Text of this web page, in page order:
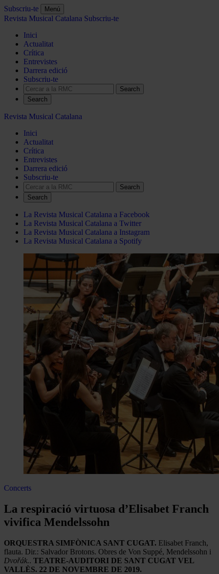
Subscriu-te Menú
Revista Musical Catalana Subscriu-te
Inici
Actualitat
Crítica
Entrevistes
Darrera edició
Subscriu-te
Search
Revista Musical Catalana
Inici
Actualitat
Crítica
Entrevistes
Darrera edició
Subscriu-te
Search
La Revista Musical Catalana a Facebook
La Revista Musical Catalana a Twitter
La Revista Musical Catalana a Instagram
La Revista Musical Catalana a Spotify
Concerts
La respiració virtuosa d’Elisabet Franch
vivifica Mendelssohn
ORQUESTRA SIMFÒNICA SANT CUGAT. Elisabet Franch,
flauta. Dir.: Salvador Brotons. Obres de Von Suppé, Mendelssohn i
Dvořák.. TEATRE-AUDITORI DE SANT CUGAT VEL
VALLÈS. 22 DE NOVEMBRE DE 2019.